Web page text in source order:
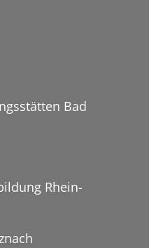
Bad
Rhein-